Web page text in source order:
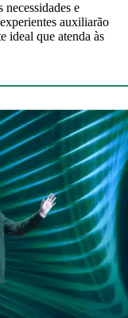
e
auxiliarão
ideal que atenda às